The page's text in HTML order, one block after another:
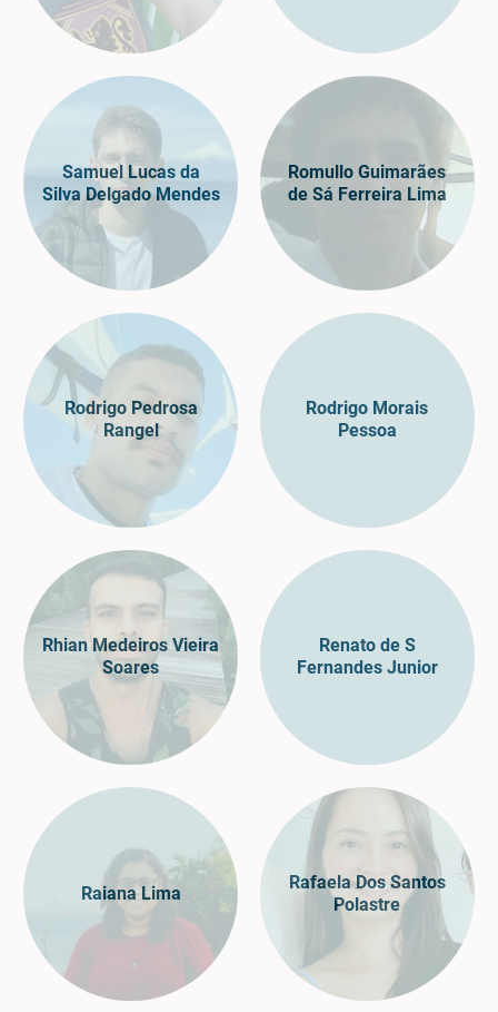
Samuel Lucas da
Silva Delgado Mendes
Romullo Guimarães
de Sá Ferreira Lima
Rodrigo Pedrosa
Rangel
Rodrigo Morais
Pessoa
Rhian Medeiros Vieira
Soares
Renato de S
Fernandes Junior
Raiana Lima
Rafaela Dos Santos
Polastre